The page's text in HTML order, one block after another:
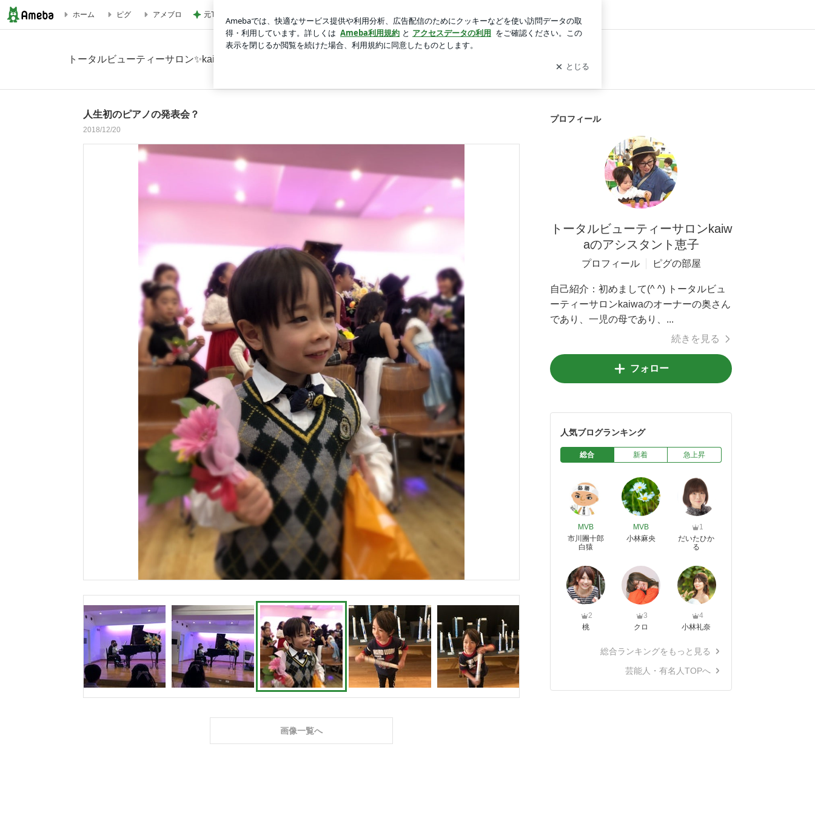
ホーム ピグ アメブロ 元TOKIO 山口 新居地公開に｢謙虚な部屋｣
トータルビューティーサロン✨kaiwaのブログ
人生初のピアノの発表会？
2018/12/20
画像一覧へ
プロフィール
トータルビューティーサロンkaiw
aのアシスタント恵子
プロフィール ピグの部屋
自己紹介： 初めまして(^ ^) トータルビュ
ーティーサロンkaiwaのオーナーの奥さん
であり、一児の母であり、...
続きを見る
フォロー
人気ブログランキング
総合 新着 急上昇
MVB
市川團十郎
白猿
MVB
小林麻央
1
だいたひか
る
2
桃
3
クロ
4
小林礼奈
総合ランキングをもっと見る
芸能人・有名人TOPへ